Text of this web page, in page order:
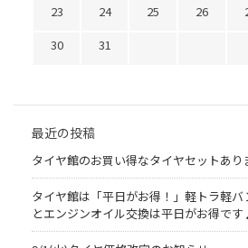
23
24 25 26
30
31
最近の投稿
タイヤ館のお買い得なタイヤセットあり
タイヤ館は「平日がお得！」軽トラ軽
とエンジンオイル交換は平日がお得で